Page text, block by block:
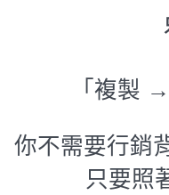
「複製
你不需要行銷
只要照